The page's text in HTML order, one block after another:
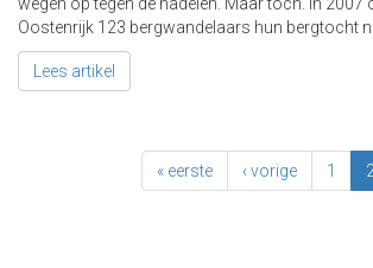
Oostenrijk 123 bergwandelaars hun bergtocht
Lees artikel
« eerste ‹ vorige 1 2